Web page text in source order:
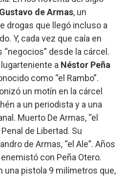
Gustavo de Armas, un
drogas que llegó incluso a
Y, cada vez que caía en
desde la cárcel.
a Néstor Peña
como “el Rambo”.
un motín en la cárcel
a un periodista y a una
Muerto De Armas, “el
de Libertad. Su
de Armas, “el Ale”. Años
enemistó con Peña Otero.
una pistola 9 milímetros que,